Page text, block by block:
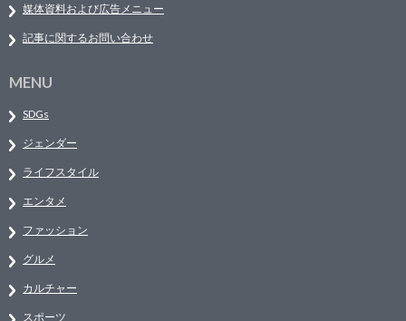
媒体資料および広告メニュー
記事に関するお問い合わせ
MENU
SDGs
ジェンダー
ライフスタイル
エンタメ
ファッション
グルメ
カルチャー
スポーツ